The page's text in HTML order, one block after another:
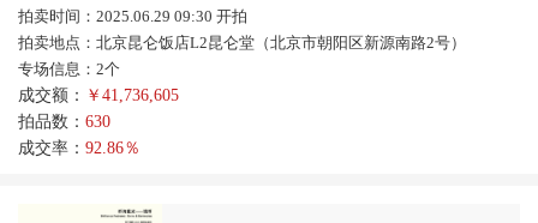
新闻中心
关于我们
成交额： ￥ 41,736,605
拍品数： 630
成交率： 92.86％
拍卖时间：2025.06.29 09:30 开拍
拍卖地点：北京昆仑饭店L2昆仑堂（北京市朝阳区新源南路2号）
专场信息：2个